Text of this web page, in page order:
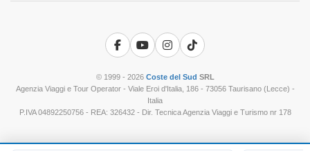
Facebook
YouTubeInstagram
TikTok
© 1999 - 2026 Coste del Sud SRL
Agenzia Viaggi e Tour Operator - Viale Eroi d'Italia, 186 - 73056 Taurisano (Lecce) -
Italia
P.IVA 04892250756 - REA: 326432 - Dir. Tecnica Agenzia Viaggi e Turismo nr 178